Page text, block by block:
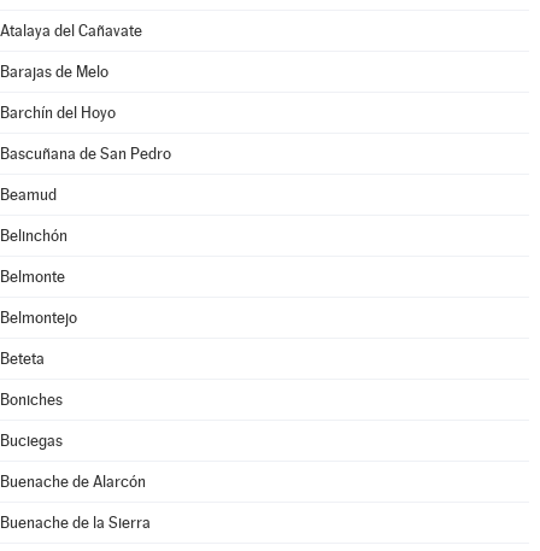
Atalaya del Cañavate
Barajas de Melo
Barchín del Hoyo
Bascuñana de San Pedro
Beamud
Belinchón
Belmonte
Belmontejo
Beteta
Boniches
Buciegas
Buenache de Alarcón
Buenache de la Sierra